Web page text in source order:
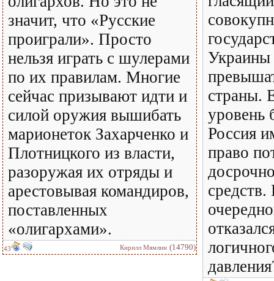
значит, что «Русские
проиграли». Просто
нельзя играть с шулерами
по их правилам. Многие
сейчас призывают идти и
силой оружия вышибать
марионеток Захарченко и
Плотницкого из власти,
разоружая их отряды и
арестовывая командиров,
поставленных
«олигархами».
43 Кирилл Мямлин (14790)
Украины
страны.
уровень
Россия
право